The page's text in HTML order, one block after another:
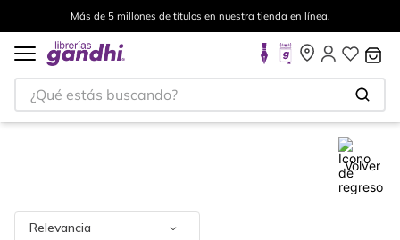
Más de 5 millones de títulos en nuestra tienda en línea.
¿Qué estás buscando?
Volver
Relevancia